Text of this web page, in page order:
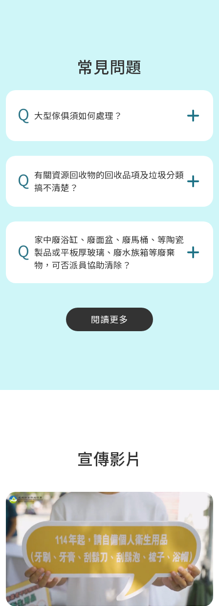
常見問題
Q 大型傢俱須如何處理？
Q 有關資源回收物的回收品項及垃圾分類
搞不清楚？
Q 家中廢浴缸、廢面盆、廢馬桶、等陶瓷
製品或平板厚玻璃、廢水族箱等廢棄
物，可否派員協助清除？
閱讀更多
宣傳影片